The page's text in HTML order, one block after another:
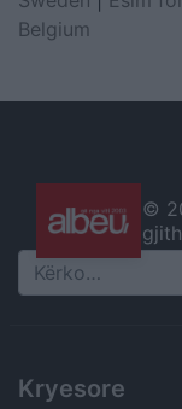
Belgium
©
Search
Kryesore